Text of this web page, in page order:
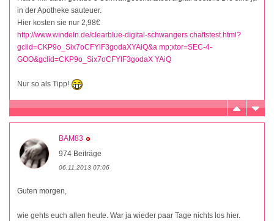
in der Apotheke sauteuer.
Hier kosten sie nur 2,98€
http://www.windeln.de/clearblue-digital-schwangers chaftstest.html?
gclid=CKP9o_Six7oCFYlF3godaXYAiQ&a mp;xtor=SEC-4-
GOO&gclid=CKP9o_Six7oCFYlF3godaX YAiQ
Nur so als Tipp!
BAM83
974 Beiträge
06.11.2013 07:06
Guten morgen,
wie gehts euch allen heute. War ja wieder paar Tage nichts los hier.